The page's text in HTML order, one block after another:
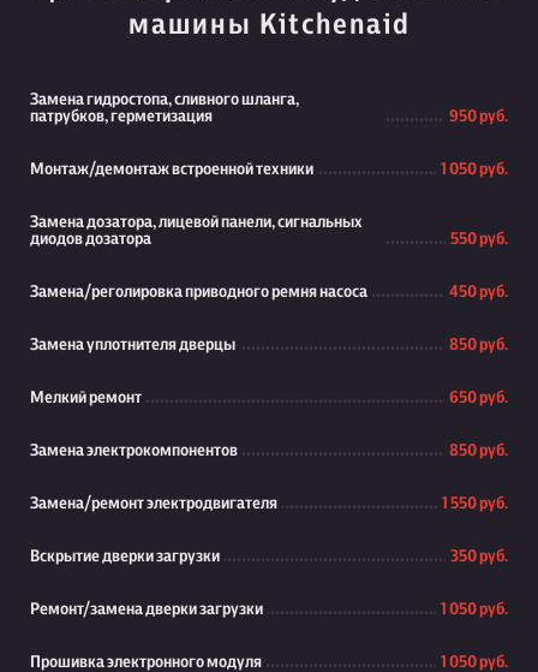
машины Kitchenaid
Замена гидростопа, сливного шланга,
патрубков, герметизация
950 руб.
Монтаж/демонтаж встроенной техники 1 050 руб.
Замена дозатора, лицевой панели, сигнальных
диодов дозатора
550 руб.
Замена/реголировка приводного ремня насоса 450 руб.
Замена уплотнителя дверцы 850 руб.
Мелкий ремонт 650 руб.
Замена электрокомпонентов 850 руб.
Замена/ремонт электродвигателя 1 550 руб.
Вскрытие дверки загрузки 350 руб.
Ремонт/замена дверки загрузки 1 050 руб.
Прошивка электронного модуля 1 050 руб.